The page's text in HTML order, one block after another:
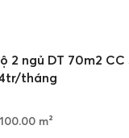
2 ngủ DT 70m2 CC
tháng
100.00 m²